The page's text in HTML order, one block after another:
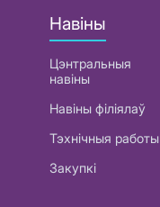
Навіны
Цэнтральныя
навіны
Навіны філіялаў
Тэхнічныя работы
Закупкі